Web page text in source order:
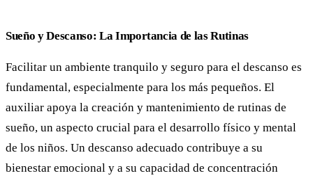
Sueño y Descanso: La Importancia de las Rutinas
Facilitar un ambiente tranquilo y seguro para el descanso es
fundamental, especialmente para los más pequeños. El
auxiliar apoya la creación y mantenimiento de rutinas de
sueño, un aspecto crucial para el desarrollo físico y mental
de los niños. Un descanso adecuado contribuye a su
bienestar emocional y a su capacidad de concentración